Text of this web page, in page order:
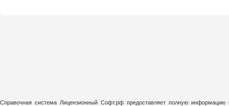
Справочная система Лицензионный Софт.рф предоставляет полную